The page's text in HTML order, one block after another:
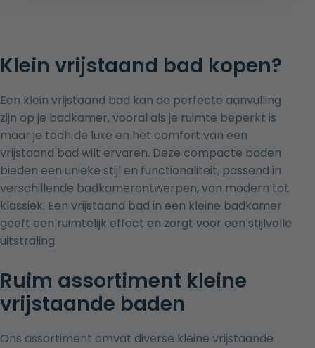
Klein vrijstaand bad kopen?
Een klein vrijstaand bad kan de perfecte aanvulling
zijn op je badkamer, vooral als je ruimte beperkt is
maar je toch de luxe en het comfort van een
vrijstaand bad wilt ervaren. Deze compacte baden
bieden een unieke stijl en functionaliteit, passend in
verschillende badkamerontwerpen, van modern tot
klassiek. Een vrijstaand bad in een kleine badkamer
geeft een ruimtelijk effect en zorgt voor een stijlvolle
uitstraling.
Ruim assortiment kleine
vrijstaande baden
Ons assortiment omvat diverse kleine vrijstaande